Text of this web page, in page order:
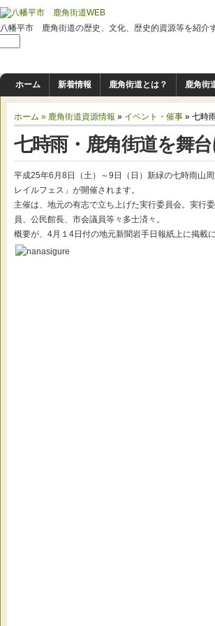
八幡平市 鹿角街道の歴史、文化、歴史的資源等を紹介
ホーム 新着情報 鹿角街道とは？ 鹿角街
ホーム » 鹿角街道資源情報 » イベント・催事 » 七時
七時雨・鹿角街道を舞
平成25年6月8日（土）～9日（日）新緑の七時雨山
レイルフェス」が開催されます。
主催は、地元の有志で立ち上げた実行委員会。実行
員、公民館長、市会議員等々多士済々。
概要が、4月１4日付の地元新聞岩手日報紙上に掲載